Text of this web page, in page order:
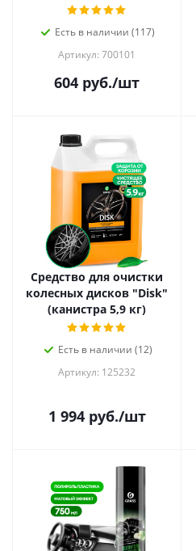
Есть в наличии (117)
Артикул: 700101
604 руб./шт
Средство для очистки
колесных дисков "Disk"
(канистра 5,9 кг)
Есть в наличии (12)
Артикул: 125232
1 994руб./шт